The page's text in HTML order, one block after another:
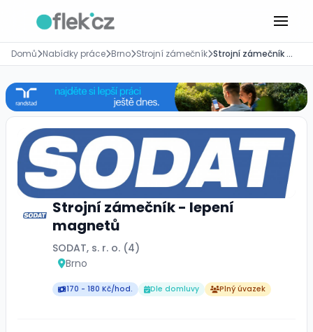
Domů Nabídky práce Brno Strojní zámečník Strojní zámečník - lepení magnetů
Strojní zámečník - lepení
magnetů
SODAT, s. r. o. (4)
Brno
170 - 180 Kč/hod. Dle domluvy Plný úvazek